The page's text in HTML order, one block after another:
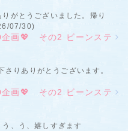
がとうございました。帰り
07/30)
企画💖 その2 ビーンステ
りありがとうございます。
企画💖 その2 ビーンステ
、う、嬉しすぎます